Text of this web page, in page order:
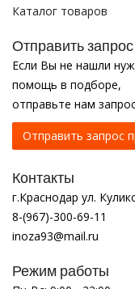
Каталог товаров
Отправить запрос
Если Вы не нашли
помощь в подборе,
отправьте нам
Отправить запрос
Контакты
г.Краснодар ул.
8-(967)-300-69-11
inoza93@mail.ru
Режим работы